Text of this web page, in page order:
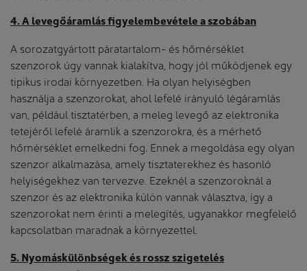
4. A levegőáramlás figyelembevétele a szobában
A sorozatgyártott páratartalom- és hőmérséklet
szenzorok úgy vannak kialakítva, hogy jól működjenek egy
tipikus irodai környezetben. Ha olyan helyiségben
használja a szenzorokat, ahol lefelé irányuló légáramlás
van, például tisztatérben, a meleg levegő az elektronika
tetejéről lefelé áramlik a szenzorokra, és a mérhető
hőmérséklet emelkedni fog. Ennek a megoldása egy olyan
szenzor alkalmazása, amely tisztaterekhez és hasonló
helyiségekhez van tervezve. Ezeknél a szenzoroknál a
szenzor és az elektronika külön vannak választva, így a
szenzorokat nem érinti a melegítés, ugyanakkor megfelelő
kapcsolatban maradnak a környezettel.
5. Nyomáskülönbségek és rossz szigetelés